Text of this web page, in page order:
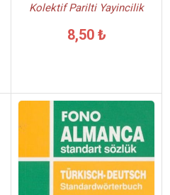
Kolektif Parilti Yayincilik
8,50 ₺